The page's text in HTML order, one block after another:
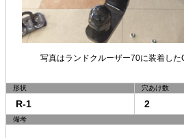
写真はランドクルーザー70に装着した
形状 穴あけ数
R-1 2
備考